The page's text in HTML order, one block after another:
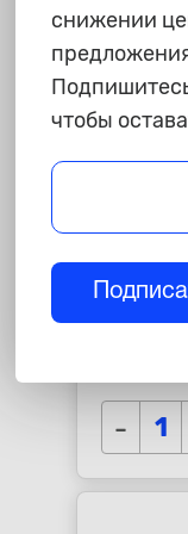
115 ₽
Скотч
-
снижении
чтобы